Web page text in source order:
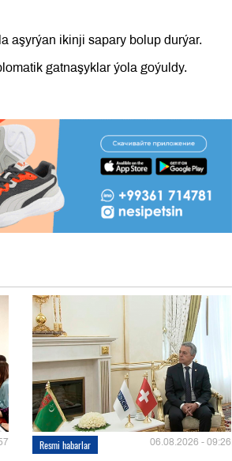
aşyrýan ikinji sapary bolup durýar.
gatnaşyklar ýola goýuldy.
Resmi habarlar 06.08.2026 - 09:26